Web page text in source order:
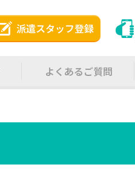
派遣スタッフ登録
よくあるご質問